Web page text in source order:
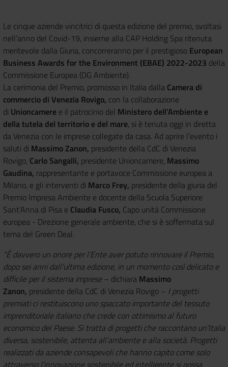
Le cinque aziende vincitrici di questa edizione del premio, svoltasi
nell’anno del Covid-19, insieme alla CAP Holding Spa ritenuta
meritevole dalla Giuria, concorreranno per il prestigioso European
Business Awards for the Environment (EBAE) 2022-2023 della
Commissione Europea (DG Ambiente).
La cerimonia del Premio, promosso in Italia dalla Camera di
commercio di Venezia Rovigo, con la collaborazione
di Unioncamere e il patrocinio del Ministero dell’Ambiente e
della tutela del territorio e del mare, si è tenuta oggi in diretta
da Venezia con le imprese collegate da casa. Ad aprire l’evento i
saluti di Massimo Zanon, presidente della CdC di Venezia
Rovigo, Carlo Sangalli, presidente Unioncamere, Massimo
Gaudina, rappresentante e portavoce Commissione europea a
Milano, e gli interventi di Marco Frey, presidente della giuria del
Premio Impresa Ambiente e docente della Scuola Superiore
Sant’Anna di Pisa e Claudia Fusco, Capo unità Commissione
europea - Direzione generale ambiente, che si è soffermata sul
tema del Green Deal.
“È davvero un onore per l’Ente aver potuto rinnovare il Premio,
dopo sei anni dall’ultima edizione, in un momento così delicato e
difficile per il sistema imprese– dichiara Massimo
Zanon, presidente della CdC di Venezia Rovigo – I progetti
premiati ci restituiscono uno spaccato importante del tessuto
imprenditoriale italiano che crede con ottimismo al futuro
economico del Paese. Si tratta di progetti che raccontano un’Italia
diversa, sostenibile, attenta all’ambiente e alla società. Progetti
realizzati da aziende consapevoli che hanno capito come solo
attraverso l’innovazione sostenibile ed intelligente si possa